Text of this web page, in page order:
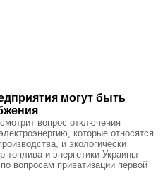
могут быть
вопрос отключения
которые относятся
и экологически
и энергетики Украины
вопросам приватизации первой